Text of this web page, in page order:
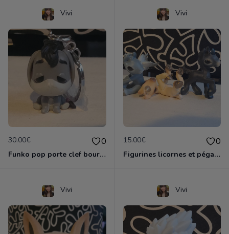
Vivi
30.00€ 0
Funko pop porte clef bourriquet
Vivi
15.00€ 0
Figurines licornes et pégase
Vivi Vivi